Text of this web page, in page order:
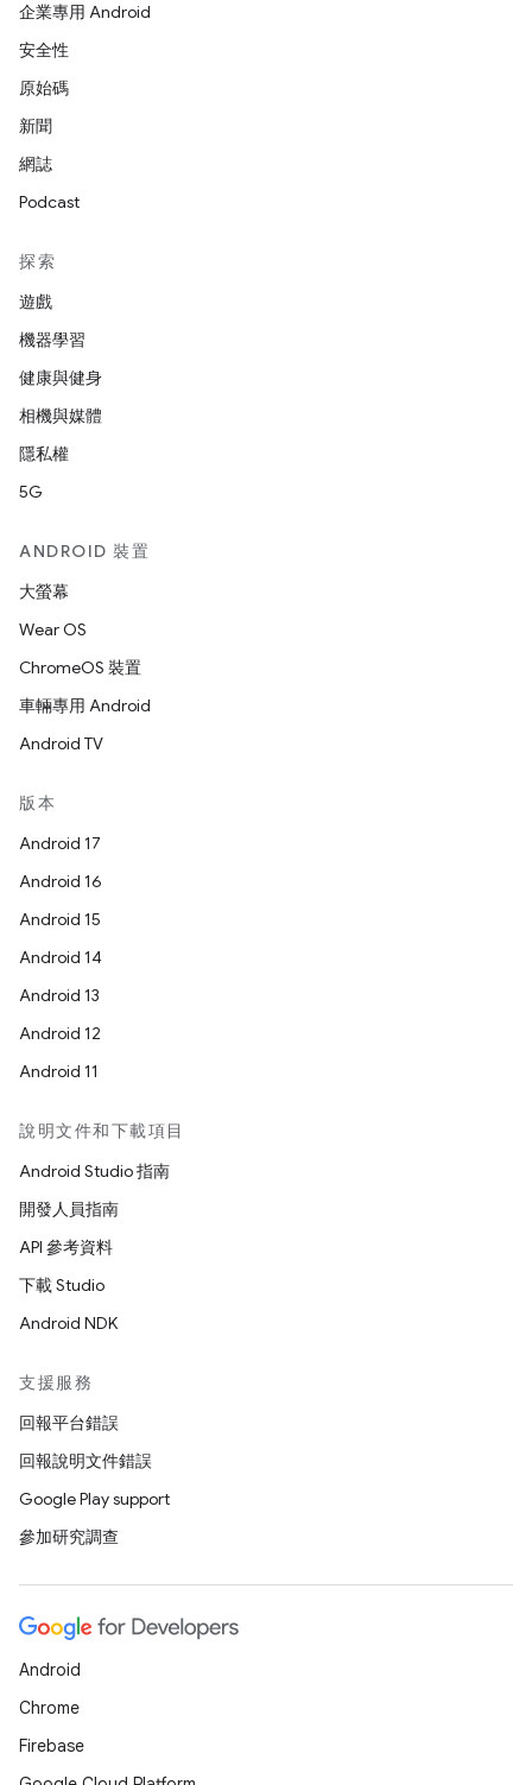
企業專用 Android
安全性
原始碼
新聞
網誌
Podcast
探索
遊戲
機器學習
健康與健身
相機與媒體
隱私權
5G
ANDROID 裝置
大螢幕
Wear OS
ChromeOS 裝置
車輛專用 Android
Android TV
版本
Android 17
Android 16
Android 15
Android 14
Android 13
Android 12
Android 11
說明文件和下載項目
Android Studio 指南
開發人員指南
API 參考資料
下載 Studio
Android NDK
支援服務
回報平台錯誤
回報說明文件錯誤
Google Play support
參加研究調查
Android
Chrome
Firebase